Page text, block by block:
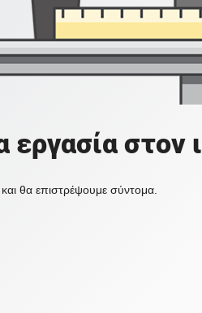
στον
θα επιστρέψουμε σύντομα.